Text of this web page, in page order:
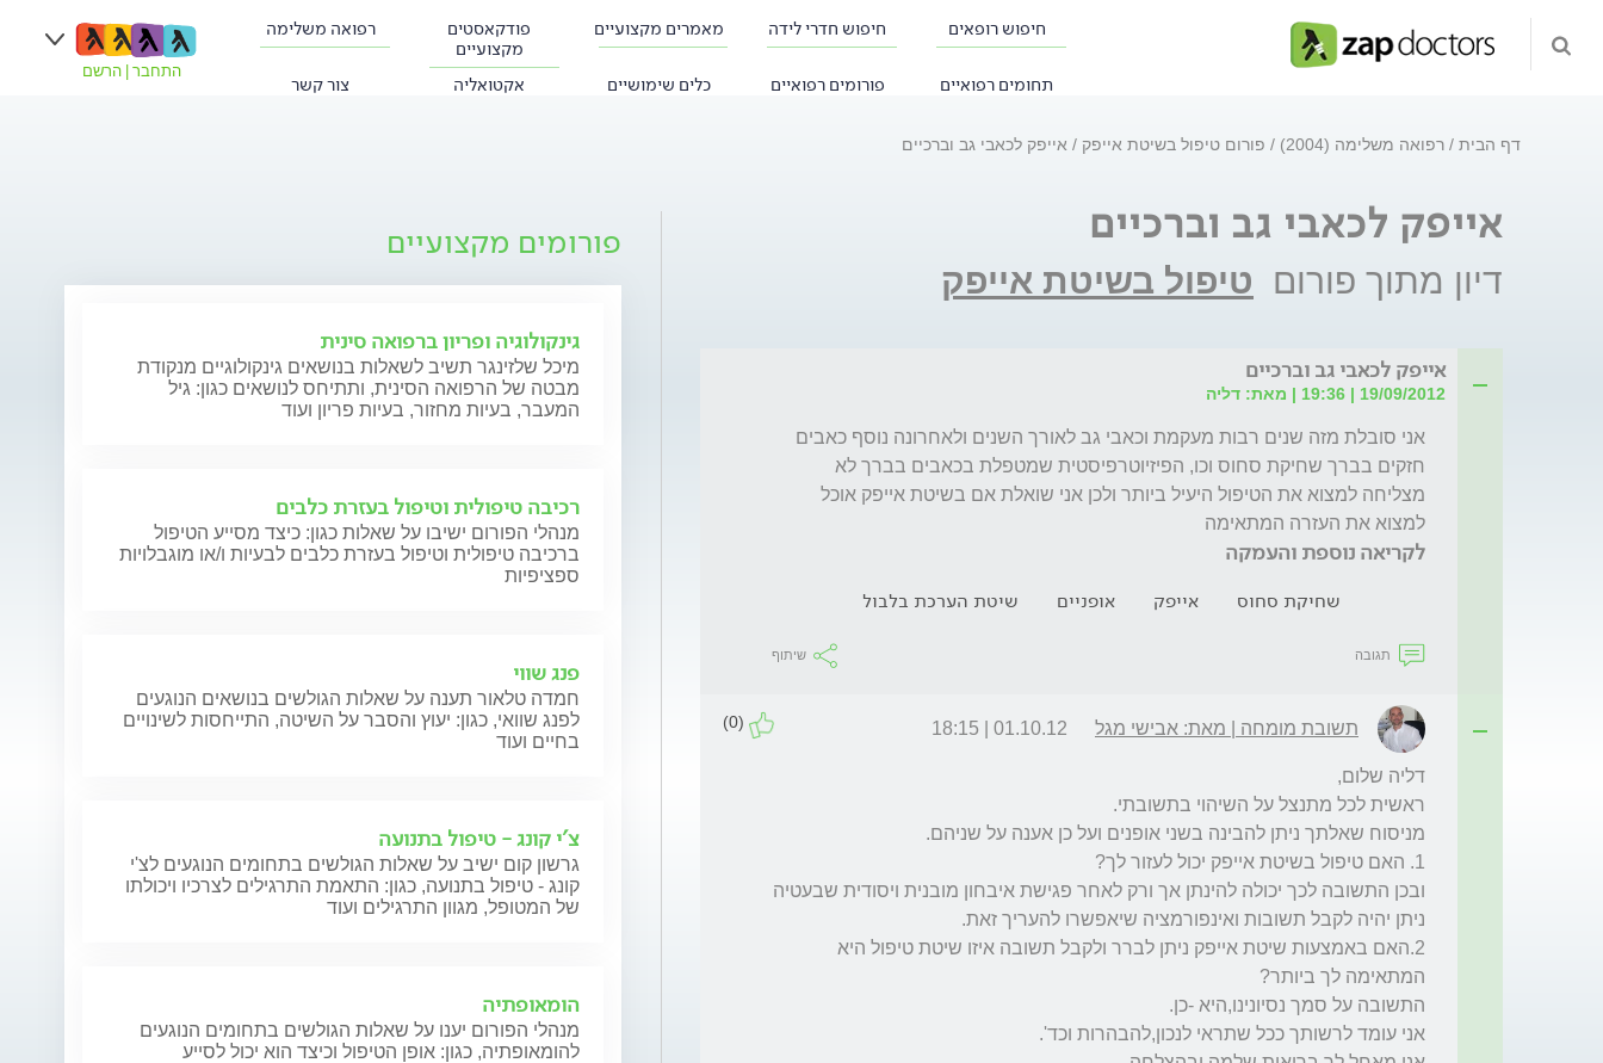
חיפוש רופאים חיפוש חדרי לידה מאמרים מקצועיים
פודקאסטים
מקצועיים
רפואה משלימה
תחומים רפואיים פורומים רפואיים כלים שימושיים אקטואליה צור קשר
התחבר הרשם
דף הבית רפואה משלימה (2004) פורום טיפול בשיטת אייפק אייפק לכאבי גב וברכיים
אייפק לכאבי גב וברכיים
דיון מתוך פורום טיפול בשיטת אייפק
אייפק לכאבי גב וברכיים
19/09/2012 | 19:36 | מאת: דליה
למצוא את העזרה המתאימה
לקריאה נוספת והעמקה
שחיקת סחוס אייפק אופניים שיטת הערכת בלבול
תגובה שיתוף
תשובת מומחה | מאת: אבישי מגל 01.10.12 | 18:15
(0)
פורומים מקצועיים
גינקולוגיה ופריון ברפואה סינית
מיכל שלזינגר תשיב לשאלות בנושאים גינקולוגיים מנקודת
מבטה של הרפואה הסינית, ותתיחס לנושאים כגון: גיל
המעבר, בעיות מחזור, בעיות פריון ועוד
רכיבה טיפולית וטיפול בעזרת כלבים
מנהלי הפורום ישיבו על שאלות כגון: כיצד מסייע הטיפול
ברכיבה טיפולית וטיפול בעזרת כלבים לבעיות ו/או מוגבלויות
ספציפיות
פנג שווי
חמדה טלאור תענה על שאלות הגולשים בנושאים הנוגעים
לפנג שוואי, כגון: יעוץ והסבר על השיטה, התייחסות לשינויים
בחיים ועוד
צ'י קונג - טיפול בתנועה
גרשון קום ישיב על שאלות הגולשים בתחומים הנוגעים לצ'י
קונג - טיפול בתנועה, כגון: התאמת התרגילים לצרכיו ויכולתו
של המטופל, מגוון התרגילים ועוד
הומאופתיה
מנהלי הפורום יענו על שאלות הגולשים בתחומים הנוגעים
להומאופתיה, כגון: אופן הטיפול וכיצד הוא יכול לסייע